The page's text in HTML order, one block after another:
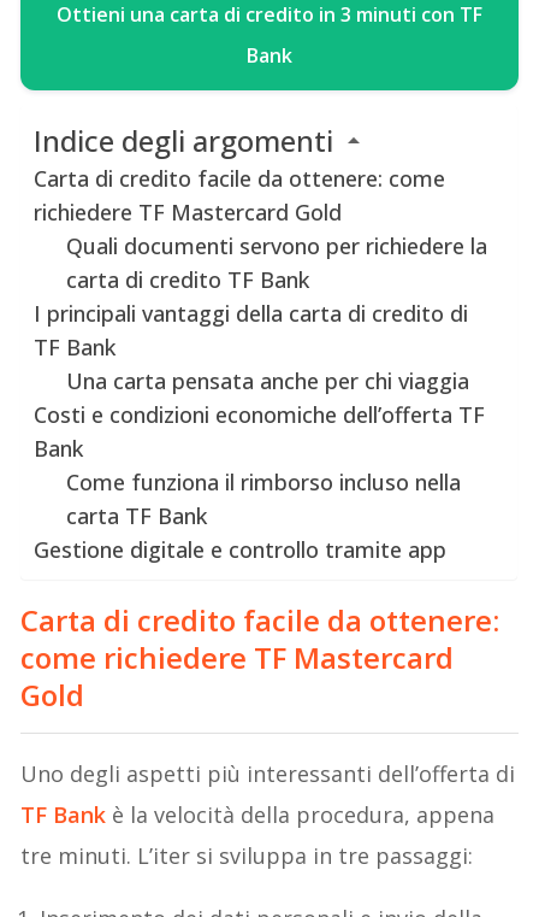
Ottieni una carta di credito in 3 minuti con TF
Bank
Indice degli argomenti
Carta di credito facile da ottenere: come
richiedere TF Mastercard Gold
Quali documenti servono per richiedere la
carta di credito TF Bank
I principali vantaggi della carta di credito di
TF Bank
Una carta pensata anche per chi viaggia
Costi e condizioni economiche dell’offerta TF
Bank
Come funziona il rimborso incluso nella
carta TF Bank
Gestione digitale e controllo tramite app
Carta di credito facile da ottenere:
come richiedere TF Mastercard
Gold
Uno degli aspetti più interessanti dell’offerta di
TF Bank è la velocità della procedura, appena
tre minuti. L’iter si sviluppa in tre passaggi: